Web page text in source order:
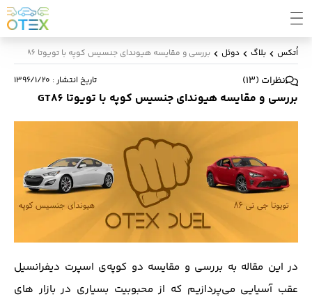
اُتکس بلاگ دوئل بررسی و مقایسه هیوندای جنسیس کوپه با تویوتا GT86
نظرات (
13
) تاریخ انتشار: ۱۳۹۶/۱/۲۰
بررسی و مقایسه هیوندای جنسیس کوپه با تویوتا GT86
در این مقاله به بررسی و مقایسه دو کوپه‌‌ی اسپرت دیفرانسیل
عقب آسیایی می‌پردازیم که‌ از محبوبیت بسیاری در بازار های